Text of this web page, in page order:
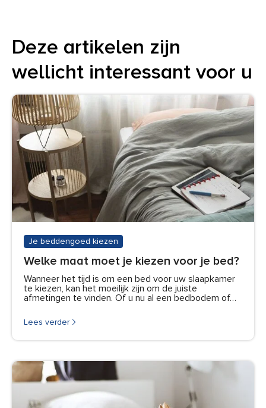
Deze artikelen zijn
wellicht interessant voor u
Je beddengoed kiezen
Welke maat moet je kiezen voor je bed?
Wanneer het tijd is om een bed voor uw slaapkamer
te kiezen, kan het moeilijk zijn om de juiste
afmetingen te vinden. Of u nu al een bedbodem of…
Lees verder